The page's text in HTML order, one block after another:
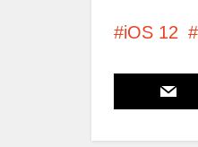
iOS 12